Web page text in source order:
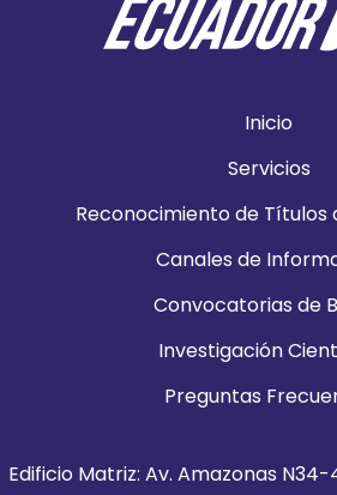
Inicio
Servicios
Reconocimiento de Títulos
Canales de
Convocatorias de
Investigación
Preguntas
Edificio Matriz: Av. Amazonas